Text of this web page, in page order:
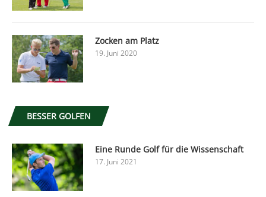
Zocken am Platz
19. Juni 2020
BESSER GOLFEN
Eine Runde Golf für die Wissenschaft
17. Juni 2021